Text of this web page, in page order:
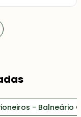
- Balneário